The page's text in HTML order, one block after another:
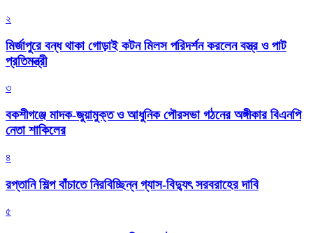
২
মির্জাপুরে বন্ধ থাকা গোড়াই কটন মিলস পরিদর্শন করলেন বস্ত্র ও পাট
প্রতিমন্ত্রী
৩
বকশীগঞ্জে মাদক-জুয়ামুক্ত ও আধুনিক পৌরসভা গঠনের অঙ্গীকার বিএনপি
নেতা শাকিলের
৪
রপ্তানি শিল্প বাঁচাতে নিরবিচ্ছিন্ন গ্যাস-বিদ্যুৎ সরবরাহের দাবি
৫